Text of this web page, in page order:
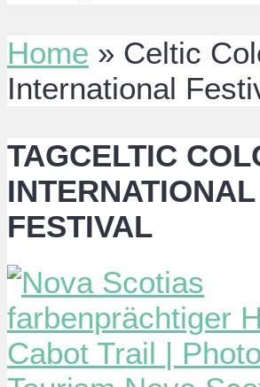
Home » Celtic
International
TAGCELTIC
INTERNATIONAL
FESTIVAL